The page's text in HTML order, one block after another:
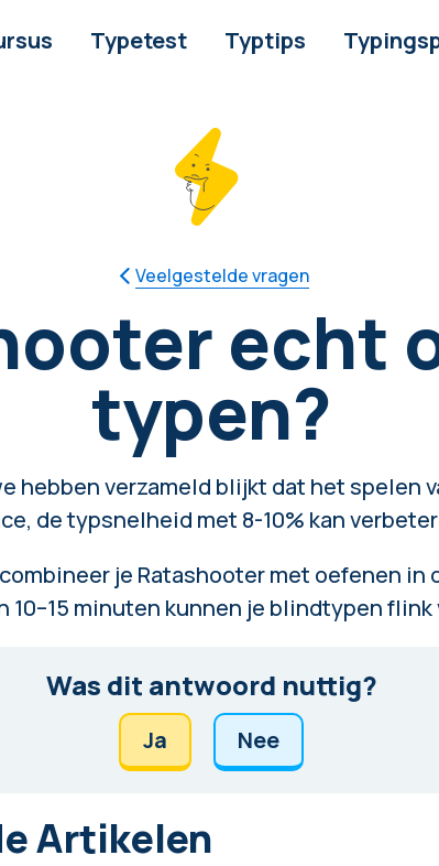
Typetest Typtips
Veelgestelde vragen
echt
typen?
hebben verzameld blijkt dat het spelen
, de typsnelheid met 8-10% kan
je Ratashooter met oefenen in
10–15 minuten kunnen je blindtypen
Was dit antwoord nuttig?
Ja Nee
Artikelen